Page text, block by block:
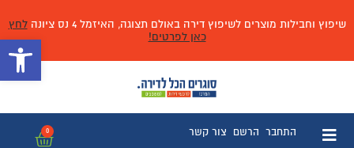
שיפוץ וחבילות מוצרים לשיפוץ דירה באולם תצוגה, האיזמל 4 נס ציונה
לחץ
כאן לפרטים!
התחבר הרשם צור קשר 0